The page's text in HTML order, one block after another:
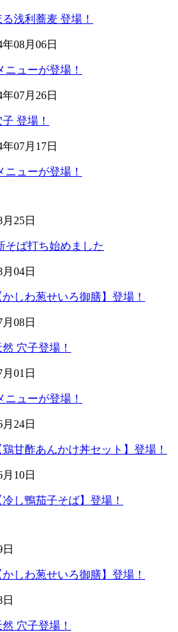
浅利蕎麦 登場！
年08月06日
ューが登場！
年07月26日
登場！
年07月17日
ューが登場！
25日
そば打ち始めました
04日
しわ葱せいろ御膳】登場！
08日
穴子登場！
01日
ューが登場！
24日
甘酢あんかけ丼セット】登場！
10日
し鴨茄子そば】登場！
しわ葱せいろ御膳】登場！
穴子登場！